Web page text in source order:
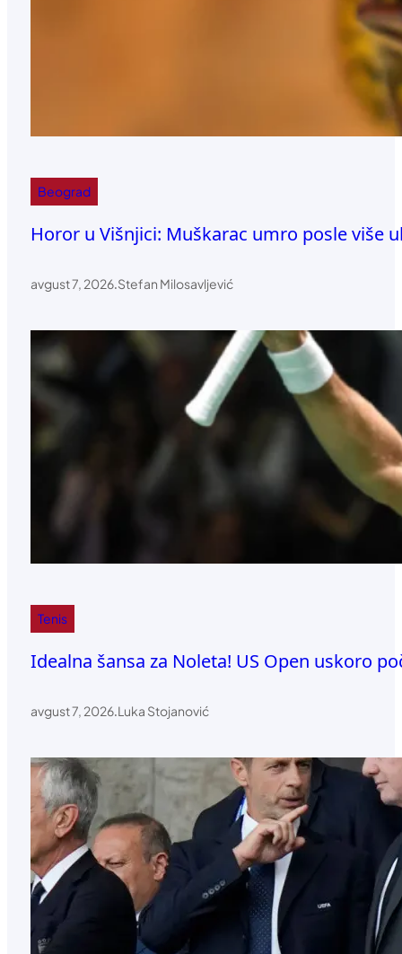
Beograd
Horor u Višnjici: Muškarac umro posle više
avgust 7, 2026.Stefan Milosavljević
Tenis
Idealna šansa za Noleta! US Open uskoro
avgust 7, 2026.Luka Stojanović